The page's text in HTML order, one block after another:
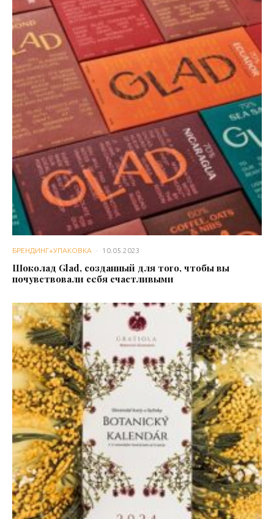
БРЕНДИНГ+УПАКОВКА · 10.05.2023
Шоколад Glad, созданный для того, чтобы вы
почувствовали себя счастливыми